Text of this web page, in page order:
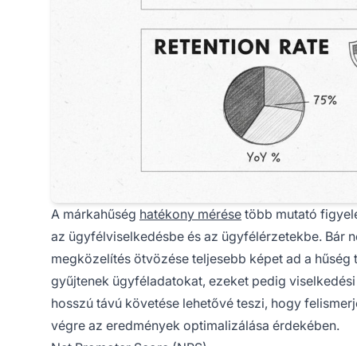
A márkahűség hatékony mérése több mutató
az ügyfélviselkedésbe és az ügyfélérzetekbe. Bár
megközelítés ötvözése teljesebb képet ad a
gyűjtenek ügyféladatokat, ezeket pedig
hosszú távú követése lehetővé teszi, hogy
végre az eredmények optimalizálása érdekében.